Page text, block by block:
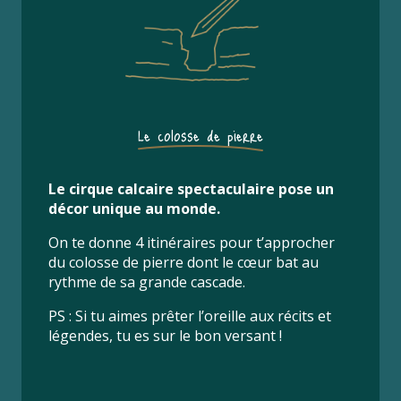
Le colosse de pierre
Le cirque calcaire spectaculaire pose un
décor unique au monde.
On te donne 4 itinéraires pour t’approcher
du colosse de pierre dont le cœur bat au
rythme de sa grande cascade.
PS : Si tu aimes prêter l’oreille aux récits et
légendes, tu es sur le bon versant !